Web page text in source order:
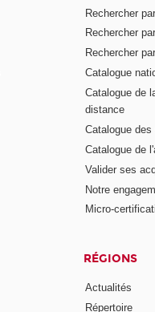
Rechercher
Rechercher
Rechercher
Catalogue
Catalogue de
distance
Catalogue des
Catalogue de
Valider ses
Notre
Micro-
RÉGIONS
Actualités
Répertoire